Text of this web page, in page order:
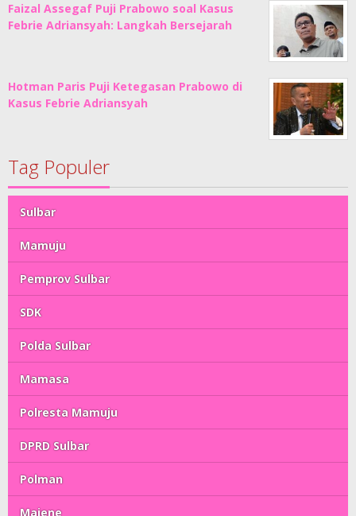
Faizal Assegaf Puji Prabowo soal Kasus
Febrie Adriansyah: Langkah Bersejarah
Hotman Paris Puji Ketegasan Prabowo di
Kasus Febrie Adriansyah
Tag Populer
Sulbar
Mamuju
Pemprov Sulbar
SDK
Polda Sulbar
Mamasa
Polresta Mamuju
DPRD Sulbar
Polman
Majene